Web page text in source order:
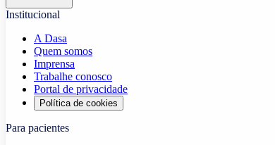
Institucional
A Dasa
Quem somos
Imprensa
Trabalhe conosco
Portal de privacidade
Política de cookies
Para pacientes